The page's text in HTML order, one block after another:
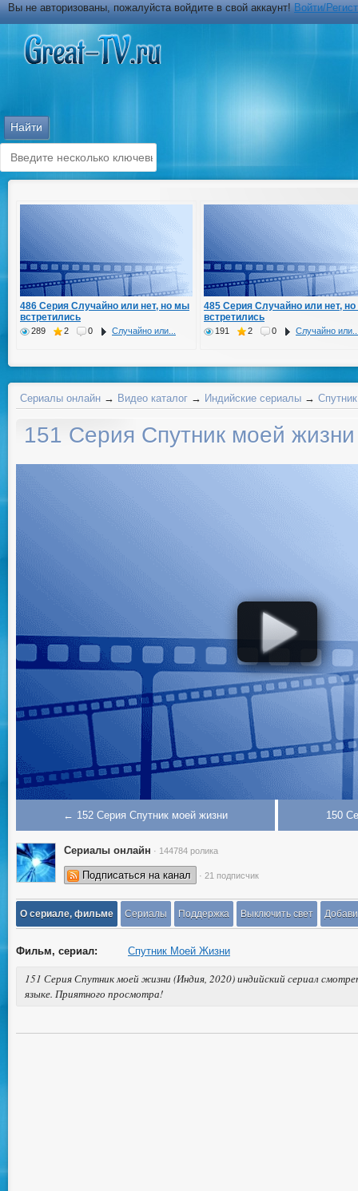
Вы не авторизованы, пожалуйста войдите в свой аккаунт!Войти/
486 Серия Случайно или нет, но мы
встретились
289 2 0 Случайно или...
485 Серия Случайно или нет,
встретились
191 2 0 Случайно
Сериалы онлайн → Видео каталог → Индийские сериалы →
151 Серия Спутник моей жизни
← 152 Серия Спутник моей жизни 150
Сериалы онлайн · 144784 ролика
Подписаться на канал · 21 подписчик
О сериале, фильме Сериалы Поддержка Выключить свет
Фильм, сериал: Спутник Моей Жизни
151 Серия Спутник моей жизни (Индия, 2020) индийский сериал
языке. Приятного просмотра!